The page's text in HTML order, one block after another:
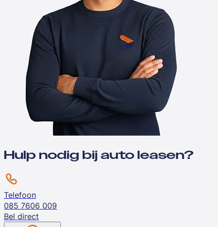
Hulp nodig bij auto leasen?
Telefoon
085 7606 009
Bel direct